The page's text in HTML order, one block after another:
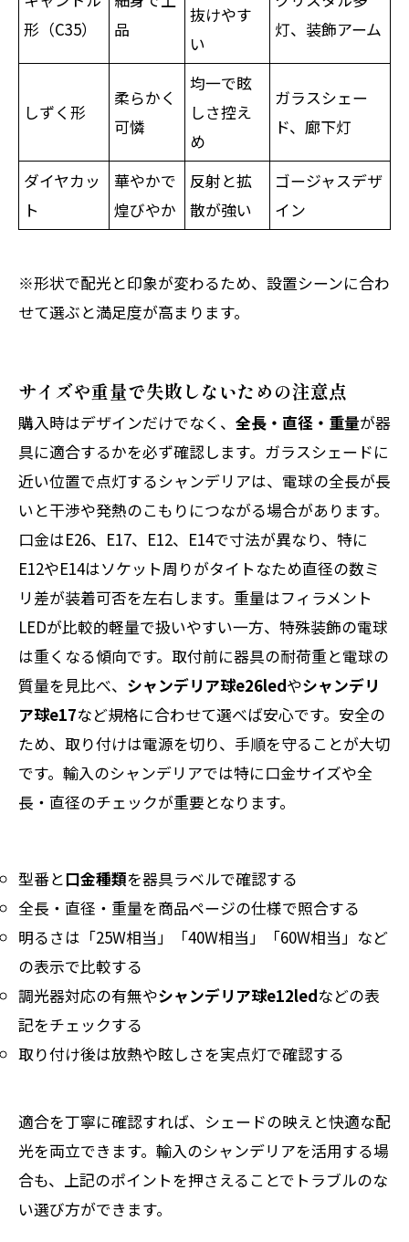
形（C35）
品
抜けやす
い
灯、装飾アーム
しずく形
柔らかく
可憐
均一で眩
しさ控え
め
ガラスシェー
ド、廊下灯
ダイヤカッ
ト
華やかで
煌びやか
反射と拡
散が強い
ゴージャスデザ
イン
※形状で配光と印象が変わるため、設置シーンに合わ
せて選ぶと満足度が高まります。
サイズや重量で失敗しないための注意点
購入時はデザインだけでなく、 全長・直径・重量が器
具に適合するかを必ず確認します。ガラスシェードに
近い位置で点灯するシャンデリアは、電球の全長が長
いと干渉や発熱のこもりにつながる場合があります。
口金はE26、E17、E12、E14で寸法が異なり、特に
E12やE14はソケット周りがタイトなため直径の数ミ
リ差が装着可否を左右します。重量はフィラメント
LEDが比較的軽量で扱いやすい一方、特殊装飾の電球
は重くなる傾向です。取付前に器具の耐荷重と電球の
質量を見比べ、 シャンデリア球e26ledやシャンデリ
ア球e17など規格に合わせて選べば安心です。安全の
ため、取り付けは電源を切り、手順を守ることが大切
です。輸入のシャンデリアでは特に口金サイズや全
長・直径のチェックが重要となります。
型番と口金種類を器具ラベルで確認する
全長・直径・重量を商品ページの仕様で照合する
明るさは「25W相当」「40W相当」「60W相当」など
の表示で比較する
調光器対応の有無やシャンデリア球e12ledなどの表
記をチェックする
取り付け後は放熱や眩しさを実点灯で確認する
適合を丁寧に確認すれば、シェードの映えと快適な配
光を両立できます。輸入のシャンデリアを活用する場
合も、上記のポイントを押さえることでトラブルのな
い選び方ができます。